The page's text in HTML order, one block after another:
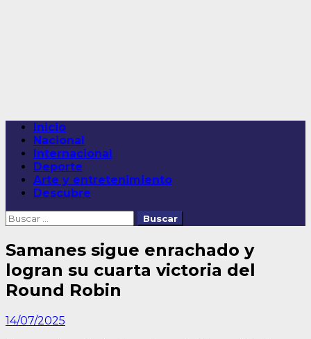
Menú
principal
Inicio
Nacional
Internacional
Deporte
Arte y entretenimiento
Descubre
Buscar:
Samanes sigue enrachado y
logran su cuarta victoria del
Round Robin
14/07/2025